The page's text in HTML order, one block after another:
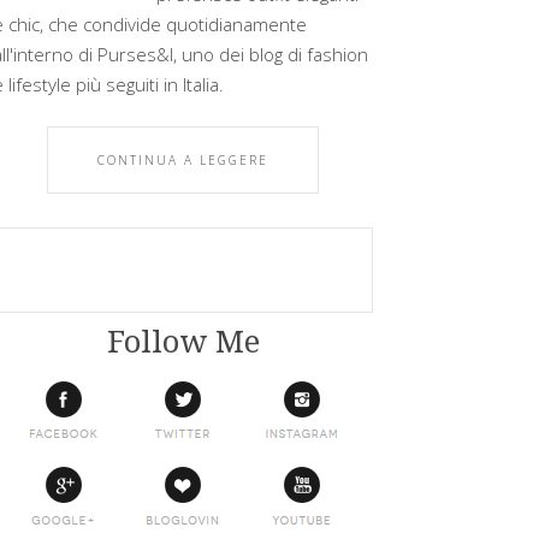
chic, che condivide quotidianamente
di Purses&I, uno dei blog di fashion
lifestyle più seguiti in Italia.
CONTINUA A LEGGERE
Follow Me